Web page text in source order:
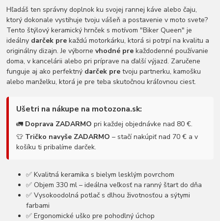
Hľadáš ten správny doplnok ku svojej rannej káve alebo čaju,
ktorý dokonale vystihuje tvoju vášeň a postavenie v moto svete?
Tento štýlový keramický hrnček s motívom "Biker Queen" je
ideálny darček pre každú motorkárku, ktorá si potrpí na kvalitu a
originálny dizajn. Je výbornevhodné pre každodenné používanie
doma, v kancelárii alebo pri príprave na ďalší výjazd. Zaručene
funguje aj ako perfektný darček pre tvoju partnerku, kamošku
alebo manželku, ktorá je pre teba skutočnou kráľovnou ciest.
Ušetri na nákupe na motozona.sk:
🚛 Doprava ZADARMO pri každej objednávke nad 80 €.
👕 Tričko navyše ZADARMO – stačí nakúpiť nad 70 € a v
košíku ti pribalíme darček.
✅ Kvalitná keramika s bielym lesklým povrchom
✅ Objem 330 ml – ideálna veľkosť na ranný štart do dňa
✅ Vysokoodolná potlač s dlhou životnosťou a sýtymi
farbami
✅ Ergonomické uško pre pohodlný úchop